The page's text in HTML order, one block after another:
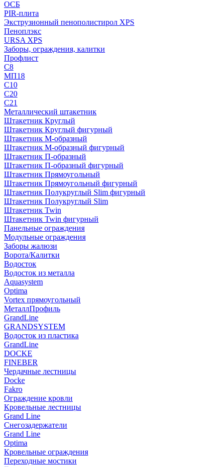
ОСБ
PIR-плита
Экструзионный пенополистирол XPS
Пеноплэкс
URSA XPS
Заборы, ограждения, калитки
Профлист
С8
МП18
С10
С20
С21
Металлический штакетник
Штакетник Круглый
Штакетник Круглый фигурный
Штакетник М-образный
Штакетник М-образный фигурный
Штакетник П-образный
Штакетник П-образный фигурный
Штакетник Прямоугольный
Штакетник Прямоугольный фигурный
Штакетник Полукруглый Slim фигурный
Штакетник Полукруглый Slim
Штакетник Twin
Штакетник Twin фигурный
Панельные ограждения
Модульные ограждения
Заборы жалюзи
Ворота/Калитки
Водосток
Водосток из металла
Aquasystem
Optima
Vortex прямоугольный
МеталлПрофиль
GrandLine
GRANDSYSTEM
Водосток из пластика
GrandLine
DOCKE
FINEBER
Чердачные лестницы
Docke
Fakro
Ограждение кровли
Кровельные лестницы
Grand Line
Снегозадержатели
Grand Line
Optima
Кровельные ограждения
Переходные мостики